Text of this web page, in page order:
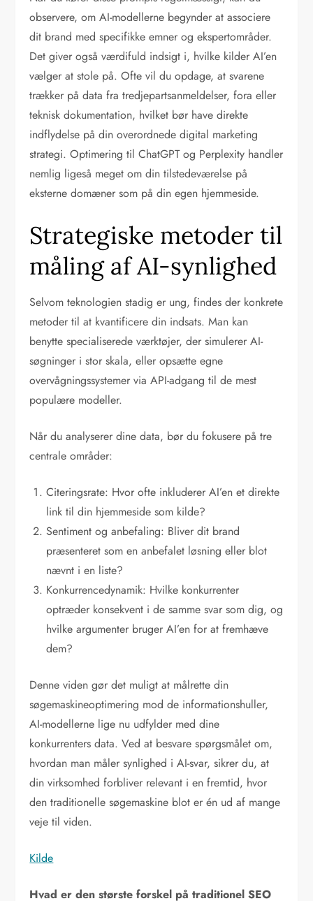
observere, om AI-modellerne begynder at associere
dit brand med specifikke emner og ekspertområder.
Det giver også værdifuld indsigt i, hvilke kilder AI’en
vælger at stole på. Ofte vil du opdage, at svarene
trækker på data fra tredjepartsanmeldelser, fora eller
teknisk dokumentation, hvilket bør have direkte
indflydelse på din overordnede digital marketing
strategi. Optimering til ChatGPT og Perplexity handler
nemlig ligeså meget om din tilstedeværelse på
eksterne domæner som på din egen hjemmeside.
Strategiske metoder til
måling af AI-synlighed
Selvom teknologien stadig er ung, findes der konkrete
metoder til at kvantificere din indsats. Man kan
benytte specialiserede værktøjer, der simulerer AI-
søgninger i stor skala, eller opsætte egne
overvågningssystemer via API-adgang til de mest
populære modeller.
Når du analyserer dine data, bør du fokusere på tre
centrale områder:
Citeringsrate: Hvor ofte inkluderer AI’en et direkte
link til din hjemmeside som kilde?
Sentiment og anbefaling: Bliver dit brand
præsenteret som en anbefalet løsning eller blot
nævnt i en liste?
Konkurrencedynamik: Hvilke konkurrenter
optræder konsekvent i de samme svar som dig, og
hvilke argumenter bruger AI’en for at fremhæve
dem?
Denne viden gør det muligt at målrette din
søgemaskineoptimering mod de informationshuller,
AI-modellerne lige nu udfylder med dine
konkurrenters data. Ved at besvare spørgsmålet om,
hvordan man måler synlighed i AI-svar, sikrer du, at
din virksomhed forbliver relevant i en fremtid, hvor
den traditionelle søgemaskine blot er én ud af mange
veje til viden.
Kilde
Hvad er den største forskel på traditionel SEO